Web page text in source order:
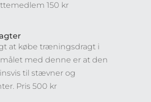
150 kr
at købe træningsdragt i
med denne er at den
til stævner og
Pris 500 kr